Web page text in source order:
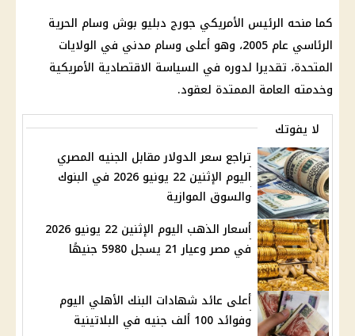
كما منحه الرئيس الأمريكي جورج دبليو بوش وسام الحرية
الرئاسي عام 2005، وهو أعلى وسام مدني في
الولايات
المتحدة، تقديرا لدوره في السياسة الاقتصادية الأمريكية
وخدمته العامة الممتدة لعقود.
لا يفوتك
تراجع سعر الدولار مقابل الجنيه المصري
اليوم الإثنين 22 يونيو 2026 في البنوك
والسوق الموازية
أسعار الذهب اليوم الإثنين 22 يونيو 2026
في مصر وعيار 21 يسجل 5980 جنيهًا
أعلى عائد شهادات البنك الأهلي اليوم
وفوائد 100 ألف جنيه في البلاتينية